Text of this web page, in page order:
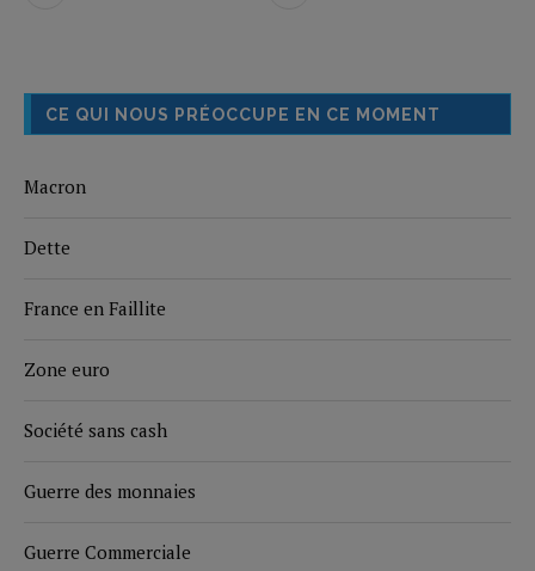
CE QUI NOUS PRÉOCCUPE EN CE MOMENT
Macron
Dette
France en Faillite
Zone euro
Société sans cash
Guerre des monnaies
Guerre Commerciale